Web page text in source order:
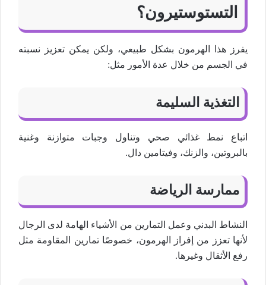
التستوستيرون؟
يفرز هذا الهرمون بشكل طبيعي، ولكن يمكن تعزيز نسبته
في الجسم من خلال عدة الأمور مثل:
التغذية السليمة
اتباع نمط غذائي صحي وتناول وجبات متوازنة وغنية
بالبروتين، والزنك، وفيتامين دال.
ممارسة الرياضة
النشاط البدني وعمل التمارين من الأشياء الهامة لدى الرجال
لأنها تعزز من إفراز الهرمون، خصوصًا تمارين المقاومة مثل
رفع الأثقال وغيرها.